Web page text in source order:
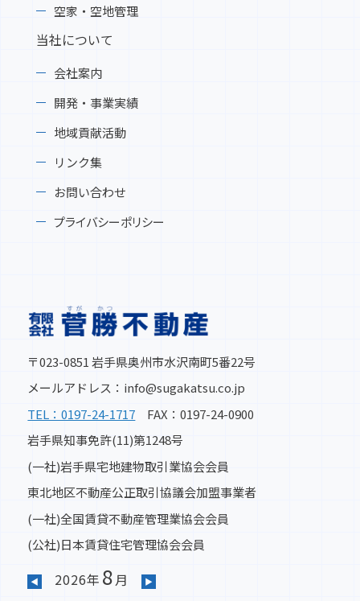
空家・空地管理
当社について
会社案内
開発・事業実績
地域貢献活動
リンク集
お問い合わせ
プライバシーポリシー
〒023-0851 岩手県奥州市水沢南町5番22号
メールアドレス：info@sugakatsu.co.jp
TEL：0197-24-1717 FAX：0197-24-0900
岩手県知事免許(11)第1248号
(一社)岩手県宅地建物取引業協会会員
東北地区不動産公正取引協議会加盟事業者
(一社)全国賃貸不動産管理業協会会員
(公社)日本賃貸住宅管理協会会員
◀ 2026年 8 月 ▶